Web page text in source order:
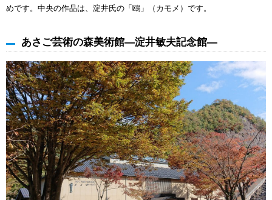
めです。中央の作品は、淀井氏の「鴎」（カモメ）です。
あさご芸術の森美術館―淀井敏夫記念館―